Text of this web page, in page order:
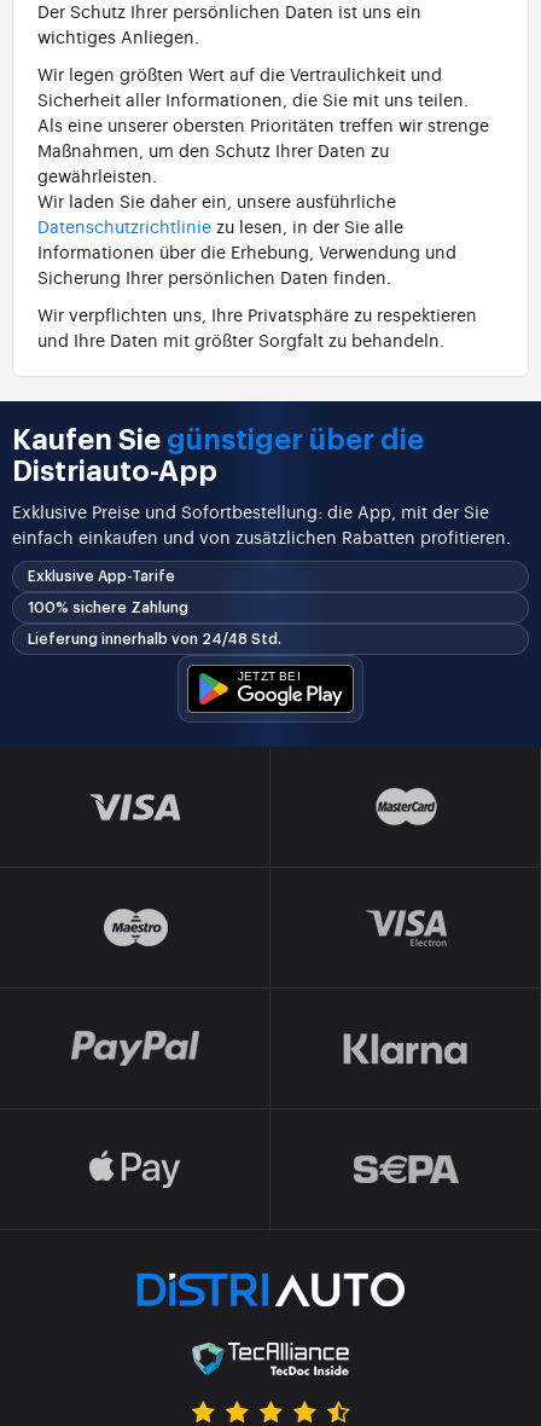
Der Schutz Ihrer persönlichen Daten ist uns ein
wichtiges Anliegen.
Wir legen größten Wert auf die Vertraulichkeit und
Sicherheit aller Informationen, die Sie mit uns teilen.
Als eine unserer obersten Prioritäten treffen wir strenge
Maßnahmen, um den Schutz Ihrer Daten zu
gewährleisten.
Wir laden Sie daher ein, unsere ausführliche
Datenschutzrichtlinie zu lesen, in der Sie alle
Informationen über die Erhebung, Verwendung und
Sicherung Ihrer persönlichen Daten finden.
Wir verpflichten uns, Ihre Privatsphäre zu respektieren
und Ihre Daten mit größter Sorgfalt zu behandeln.
Kaufen Sie günstiger über die
Distriauto-App
Exklusive Preise und Sofortbestellung: die App, mit der Sie
einfach einkaufen und von zusätzlichen Rabatten profitieren.
Exklusive App-Tarife
100% sichere Zahlung
Lieferung innerhalb von 24/48 Std.